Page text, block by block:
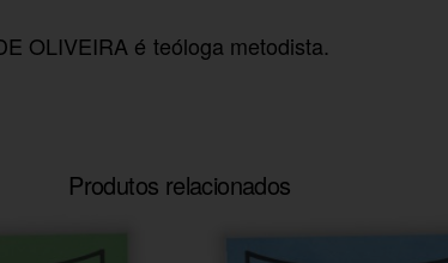
OLIVEIRA é teóloga metodista.
Produtos relacionados